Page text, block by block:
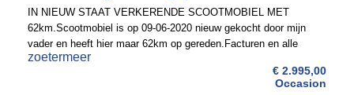
IN NIEUW STAAT VERKERENDE SCOOTMOBIEL MET
62km.Scootmobiel is op 09-06-2020 nieuw gekocht door mijn
vader en heeft hier maar 62km op gereden.Facturen en alle
boekjes zijn aanwezig!Nieuwprijs was 3950,- euro.
zoetermeer
€ 2.995,00
Occasion